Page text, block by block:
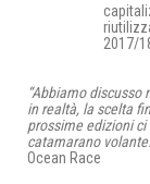
2017/
“Abbiamo
in realtà, la scelta
prossime edizioni
catamarano
Ocean Race